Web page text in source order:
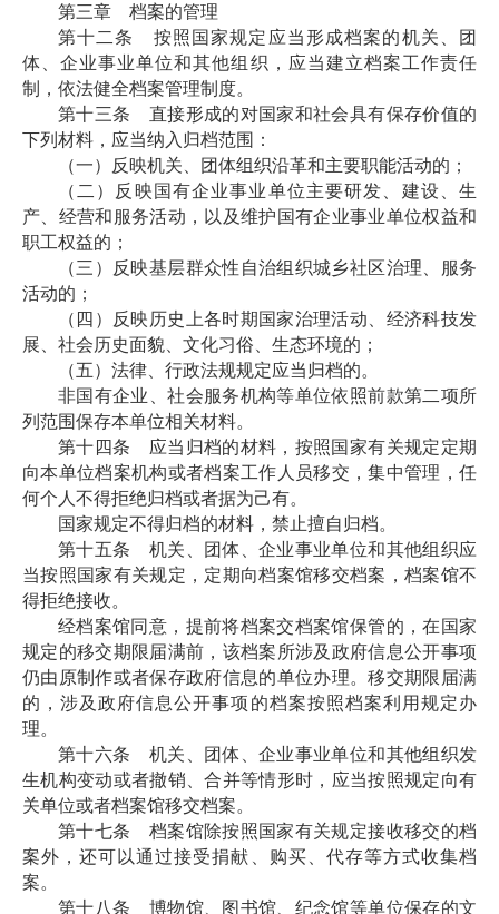
第三章 档案的管理
第十二条 按照国家规定应当形成档案的机关、团
体、企业事业单位和其他组织，应当建立档案工作责任
制，依法健全档案管理制度。
第十三条 直接形成的对国家和社会具有保存价值的
下列材料，应当纳入归档范围：
（一）反映机关、团体组织沿革和主要职能活动的；
（二）反映国有企业事业单位主要研发、建设、生
产、经营和服务活动，以及维护国有企业事业单位权益和
职工权益的；
（三）反映基层群众性自治组织城乡社区治理、服务
活动的；
（四）反映历史上各时期国家治理活动、经济科技发
展、社会历史面貌、文化习俗、生态环境的；
（五）法律、行政法规规定应当归档的。
非国有企业、社会服务机构等单位依照前款第二项所
列范围保存本单位相关材料。
第十四条 应当归档的材料，按照国家有关规定定期
向本单位档案机构或者档案工作人员移交，集中管理，任
何个人不得拒绝归档或者据为己有。
国家规定不得归档的材料，禁止擅自归档。
第十五条 机关、团体、企业事业单位和其他组织应
当按照国家有关规定，定期向档案馆移交档案，档案馆不
得拒绝接收。
经档案馆同意，提前将档案交档案馆保管的，在国家
规定的移交期限届满前，该档案所涉及政府信息公开事项
仍由原制作或者保存政府信息的单位办理。移交期限届满
的，涉及政府信息公开事项的档案按照档案利用规定办
理。
第十六条 机关、团体、企业事业单位和其他组织发
生机构变动或者撤销、合并等情形时，应当按照规定向有
关单位或者档案馆移交档案。
第十七条 档案馆除按照国家有关规定接收移交的档
案外，还可以通过接受捐献、购买、代存等方式收集档
案。
第十八条 博物馆、图书馆、纪念馆等单位保存的文